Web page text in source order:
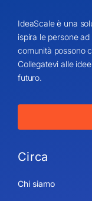
IdeaScale è una
ispira le persone
comunità possono
Collegatevi alle
futuro.
Circa
Chi siamo